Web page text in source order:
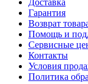
Доставка
Гарантия
Возврат
Помощь и
Сервисные
Контакты
Условия
Политика